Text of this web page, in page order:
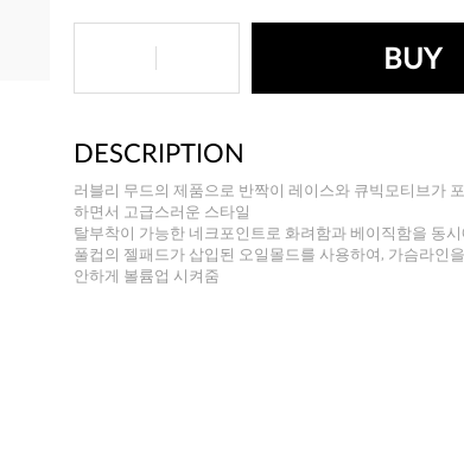
BUY
DESCRIPTION
러블리 무드의 제품으로 반짝이 레이스와 큐빅모티브가
하면서 고급스러운 스타일
탈부착이 가능한 네크포인트로 화려함과 베이직함을 동
풀컵의 젤패드가 삽입된 오일몰드를 사용하여, 가슴라인
안하게 볼륨업 시켜줌